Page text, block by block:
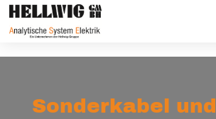
Sonderkabel und